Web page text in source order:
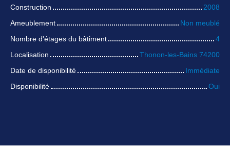
Construction
2008
Ameublement
Non meublé
Nombre d'étages du bâtiment
4
Localisation
Thonon-les-Bains 74200
Date de disponibilité
Immédiate
Disponibilité
Oui